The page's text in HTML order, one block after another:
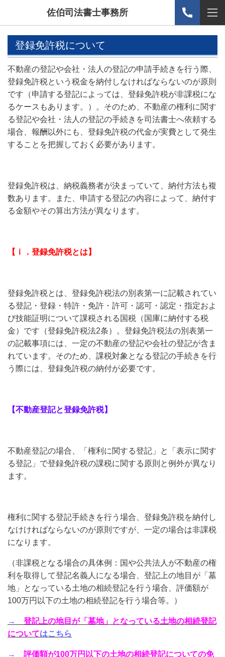
佐伯司法書士事務所
登録免許税について
不動産の登記や会社・法人の登記の申請手続きを行う際、
登録免許税という税金を納付しなければならないのが原則
です（申請する登記によっては、登録免許税が非課税にな
るケースもあります。）。そのため、不動産の権利に関す
る登記や会社・法人の登記の手続きを司法書士へ依頼する
場合、報酬以外にも、登録免許税の代金が実費として発生
することを把握しておく必要があります。
登録免許税は、納税義務者が決まっていて、納付方法も複
数あります。また、申請する登記の内容によって、納付す
る金額やその算出方法が異なります。
【ⅰ．登録免許税とは】
登録免許税とは、登録免許税法の別表第一に記載されてい
る登記・登録・特許・免許・許可・認可・認定・指定およ
び技能証明について課税される国税（国庫に納付する税
金）です（登録免許税法2条）。登録免許税法の別表第一
の記載事項には、一定の不動産の登記や会社の登記が含ま
れています。そのため、課税対象となる登記の手続きを行
う際には、登録免許税の納付が必要です。
【不動産登記と登録免許税】
不動産登記の場合、「権利に関する登記」と「表示に関す
る登記」で登録免許税の課税に関する原則と例外が異なり
ます。
権利に関する登記手続きを行う場合、登録免許税を納付し
なけければならないのが原則ですが、一定の場合は非課税
になります。
（非課税となる場合の具体例：国や公共法人が不動産の権
利を取得して登記名義人になる場合、登記上の地目が「墓
地」となっている土地の相続登記を行う場合、評価額が
100万円以下の土地の相続登記を行う場合等。）
→ 登記上の地目が「墓地」となっている土地の相続登記
についてはこちら
→ 評価額が100万円以下の土地の相続登記についての免